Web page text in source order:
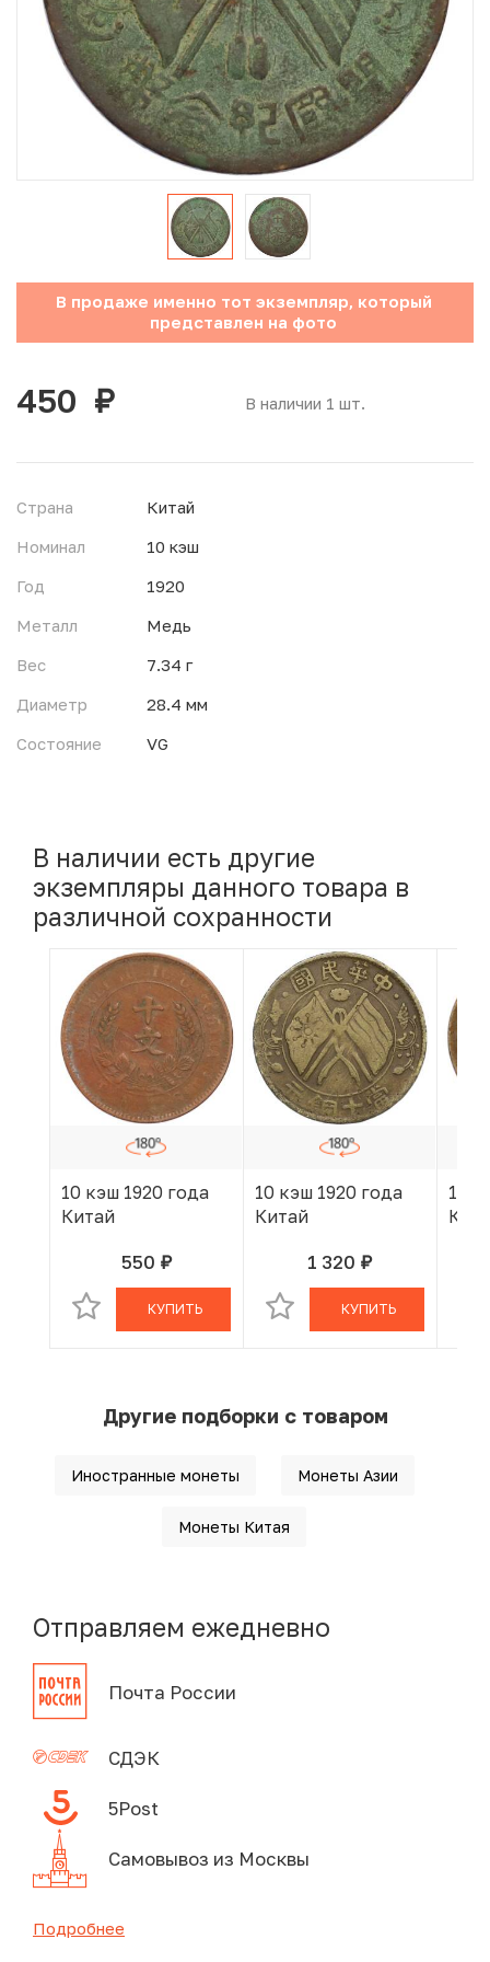
Юбилейные монеты Банка России (с 1999 года)
Памятные и инвестиционные монеты СССР и России
Иностранные монеты
Неофициальные выпуски монет (Unusual)
Античные и средневековые монеты
Наборы монет
Инвестиционные монеты
В продаже именно тот экземпляр, который
представлен на фото
В наличии 1 шт.
450 руб.
Страна
Китай
Номинал
10 кэш
Год
1920
Металл
Медь
Вес
7.34 г
Диаметр
28.4 мм
Состояние
VG
В наличии есть другие
экземпляры данного товара в
различной сохранности
10 кэш 1920 года
Китай
550 руб.
В КОРЗИНЕ
КУПИТЬ
10 кэш 1920 года
Китай
1 320 руб.
В КОРЗИНЕ
КУПИТЬ
10
Другие подборки с товаром
Иностранные монеты Монеты Азии
Монеты Китая
Отправляем ежедневно
Почта России
СДЭК
5Post
Самовывоз из Москвы
Подробнее